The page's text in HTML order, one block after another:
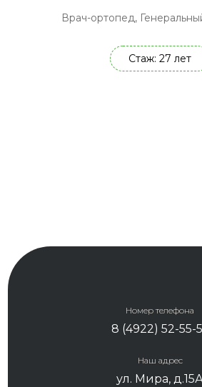
Врач-ортопед,
Стаж: 27 лет
Номер телефона
8 (4922) 52-55-
Наш адрес
ул. Мира,